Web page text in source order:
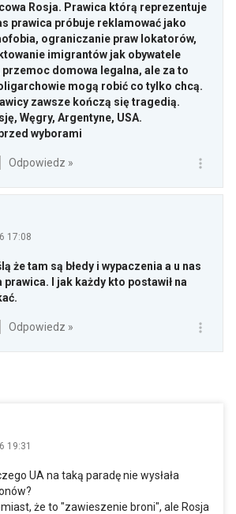
Rosja. Prawica którą reprezentuje
prawica próbuje reklamować jako
ograniczanie praw lokatorów,
imigrantów jak obywatele
domowa legalna, ale za to
mogą robić co tylko chcą.
zawsze kończą się tragedią.
Węgry, Argentyne, USA.
wyborami
Odpowiedz »
17:08
że tam są błedy i wypaczenia a u nas
prawica. I jak każdy kto postawił na
Odpowiedz »
19:31
UA na taką paradę nie wysłała
że to "zawieszenie broni", ale Rosja